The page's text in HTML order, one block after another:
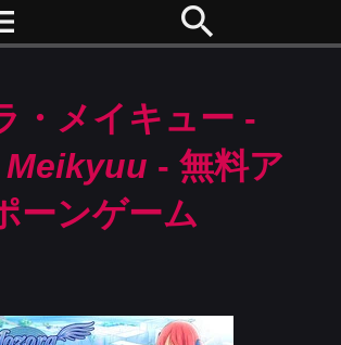
search
・メイキュー -
- 無料ア
ーンゲーム